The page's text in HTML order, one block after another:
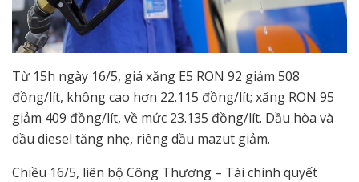
Từ 15h ngày 16/5, giá xăng E5 RON 92 giảm 508
đồng/lít, không cao hơn 22.115 đồng/lít; xăng RON 95
giảm 409 đồng/lít, về mức 23.135 đồng/lít. Dầu hòa và
dầu diesel tăng nhẹ, riêng dầu mazut giảm.
Chiều 16/5, liên bộ Công Thương – Tài chính quyết